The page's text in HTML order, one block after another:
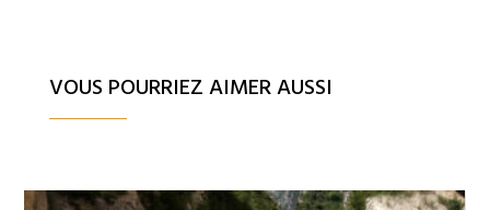
VOUS POURRIEZ AIMER AUSSI